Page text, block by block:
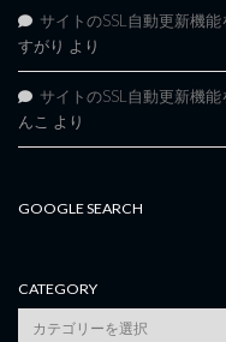
サイトのSSL自動更新機
すがり より
サイトのSSL自動更新機
んこ より
GOOGLE SEARCH
CATEGORY
category